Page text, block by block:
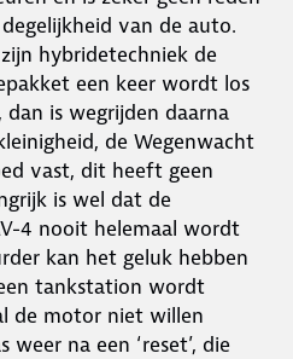
van de auto.
hybridetechniek de
een keer wordt los
is wegrijden daarna
de Wegenwacht
vast, dit heeft geen
is wel dat de
4 nooit helemaal wordt
kan het geluk hebben
tankstation wordt
de motor niet willen
na een ‘reset’, die